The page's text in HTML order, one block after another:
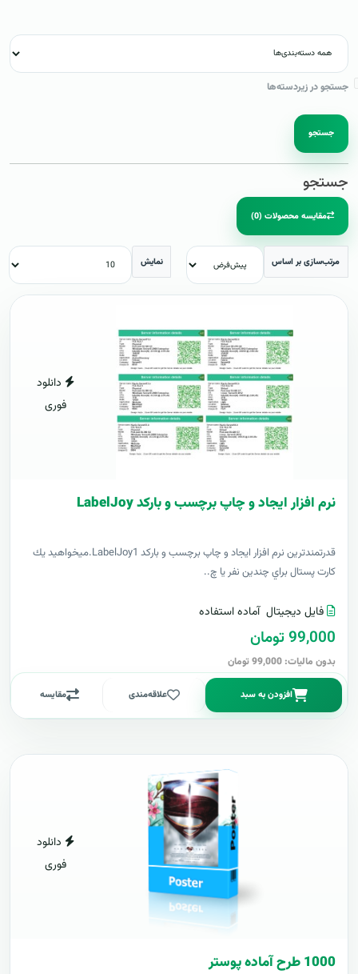
جستجو در زیردسته‌ها
جستجو
جستجو
مقایسه محصولات (0)
مرتب‌سازی بر اساس نمایش
دانلود
فوری
نرم افزار ایجاد و چاپ برچسب و بارکد LabelJoy
قدرتمندترين نرم افزار ایجاد و چاپ برچسب و بارکد LabelJoy1.ميخواهيد يك
كارت پستال براي چندين نفر يا چ..
فایل دیجیتال آماده استفاده
99,000 تومان
بدون مالیات: 99,000 تومان
افزودن به سبد علاقه‌مندی مقایسه
دانلود
فوری
1000 طرح آماده پوستر